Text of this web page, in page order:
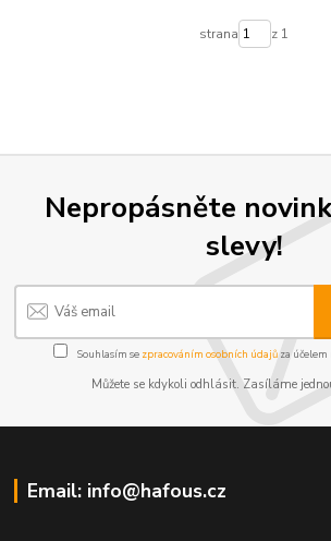
strana z 1
Nepropásněte
slevy!
Souhlasím se zpracováním osobních údajůza účelem
Můžete se kdykoli odhlásit. Zasíláme
Email: info@hafous.cz